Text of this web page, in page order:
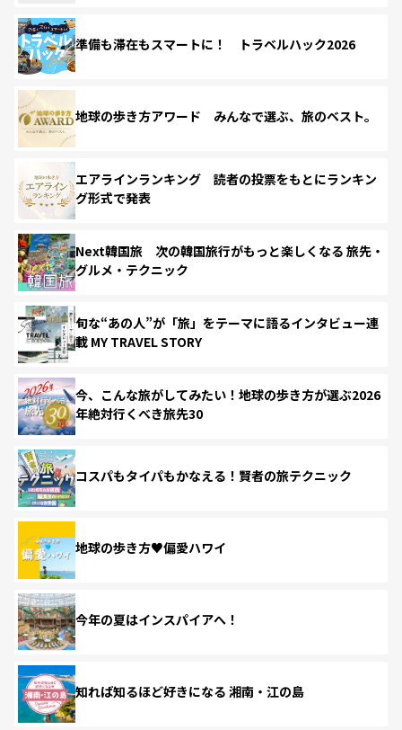
準備も滞在もスマートに！ トラベルハック2026
地球の歩き方アワード みんなで選ぶ、旅のベスト。
エアラインランキング 読者の投票をもとにランキン
グ形式で発表
Next韓国旅 次の韓国旅行がもっと楽しくなる 旅先・
グルメ・テクニック
旬な“あの人”が「旅」をテーマに語るインタビュー連
載 MY TRAVEL STORY
今、こんな旅がしてみたい！地球の歩き方が選ぶ2026
年絶対行くべき旅先30
コスパもタイパもかなえる！賢者の旅テクニック
地球の歩き方♥偏愛ハワイ
今年の夏はインスパイアへ！
知れば知るほど好きになる 湘南・江の島